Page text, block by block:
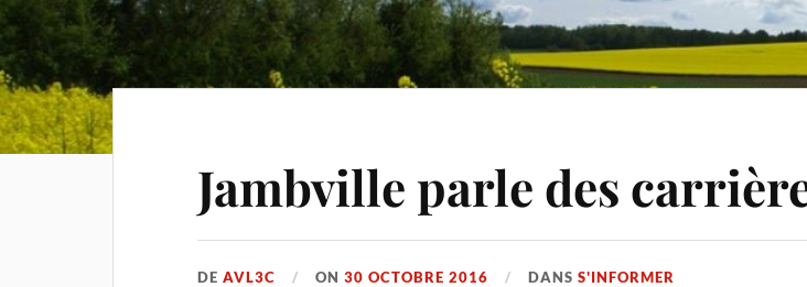
Jambville parle des
DEAVL3C ON30 OCTOBRE 2016 DANSS'INFORMER